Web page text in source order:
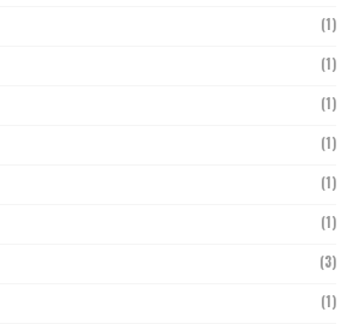
(1)
(1)
(1)
(1)
(1)
(1)
(3)
(1)